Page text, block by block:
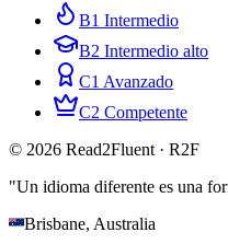
B1 Intermedio
B2 Intermedio alto
C1 Avanzado
C2 Competente
© 2026 Read2Fluent · R2F
"Un idioma diferente es una
Brisbane, Australia